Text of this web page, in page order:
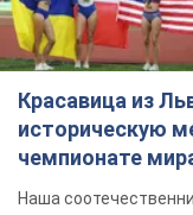
Красавица из
историческую
чемпионате
Видео
Наша